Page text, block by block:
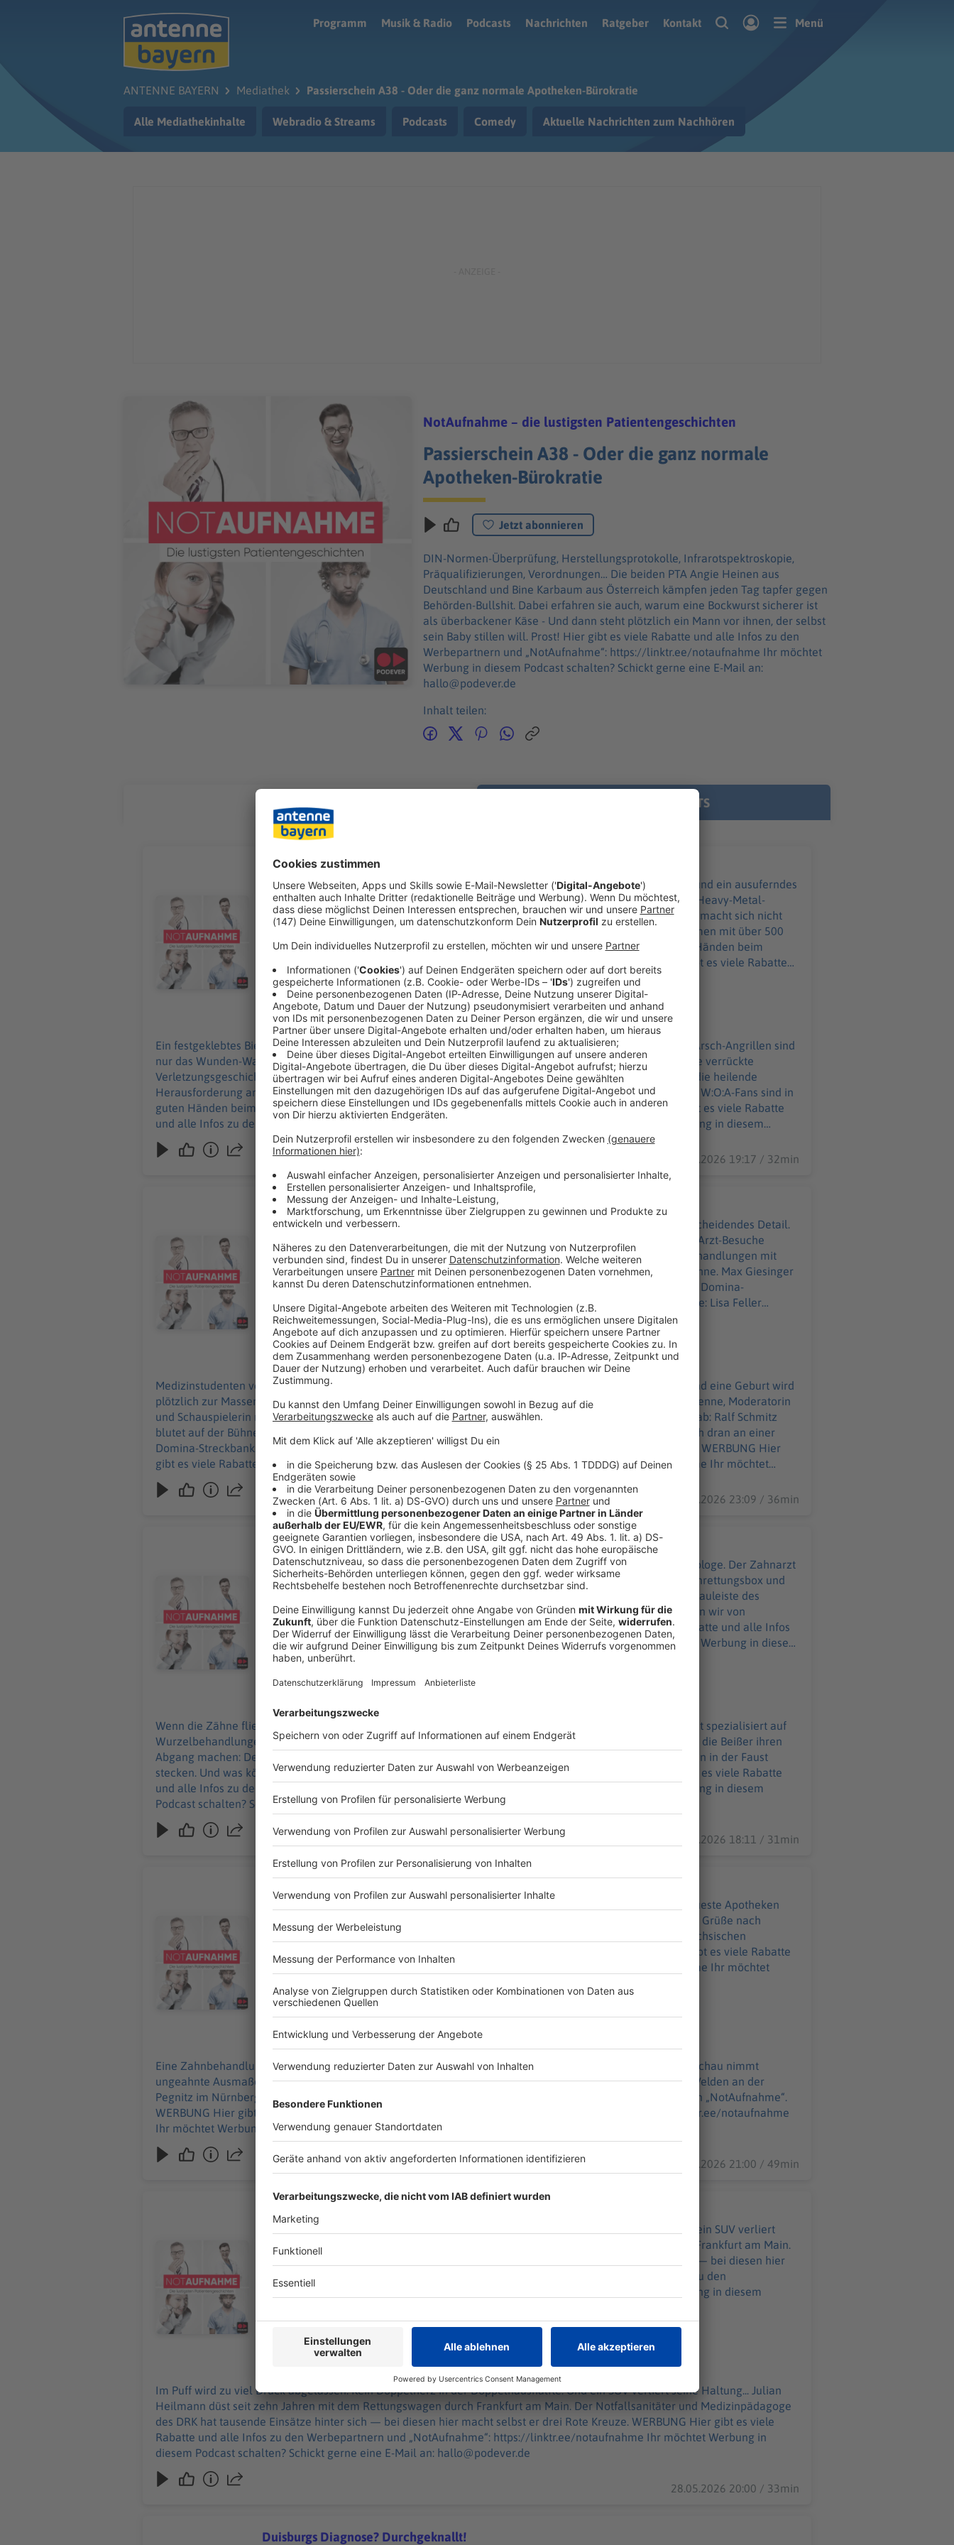
Programm
Musik & Radio Podcasts Nachrichten Ratgeber Kontakt Menü
ANTENNE BAYERN Mediathek Passierschein A38 - Oder die ganz normale Apotheken-Bürokratie
Alle Mediathekinhalte Webradio & Streams Podcasts Comedy Aktuelle Nachrichten zum Nachhören
NotAufnahme – die lustigsten Patientengeschichten
Passierschein A38 - Oder die ganz normale
Apotheken-Bürokratie
Jetzt abonnieren
DIN-Normen-Überprüfung, Herstellungsprotokolle, Infrarotspektroskopie,
Präqualifizierungen, Verordnungen… Die beiden PTA Angie Heinen aus
Deutschland und Bine Karbaum aus Österreich kämpfen jeden Tag tapfer gegen
Behörden-Bullshit. Dabei erfahren sie auch, warum eine Bockwurst sicherer ist
als überbackener Käse - Und dann steht plötzlich ein Mann vor ihnen, der selbst
sein Baby stillen will. Prost! Hier gibt es viele Rabatte und alle Infos zu den
Werbepartnern und „NotAufnahme“: https://linktr.ee/notaufnahme Ihr möchtet
Werbung in diesem Podcast schalten? Schickt gerne eine E-Mail an:
hallo@podever.de
Inhalt teilen:
ANDERE PODCASTS
Audiotitel - Au Wacken
Au Wacken
Ein festgeklebtes Bierfass an der Stirn, eine eingeklemmte Vorhaut im Reißverschluss und ein ausuferndes
Arsch-Angrillen sind nur das Wunden-Warm‑Up beim Wacken Open Air. Beim größten Heavy-Metal-
Festival der Welt gibt es viele verrückte Verletzungsgeschichten. Und Wiebke Düsberg macht sich nicht
vom (berühmtesten) Acker, sondern nimmt die heilende Herausforderung an – zusammen mit über 500
weiteren Einsatzkräften des Wacken Rescue Squads. 85.000 W:O:A-Fans sind in guten Händen beim
und alle Infos zu den Werbepartnern und „NotAufnahme“: https://linktr.ee/notaufnahme Ihr möchtet
Werbung in diesem Podcast schalten? Schickt gerne eine E-Mail an: hallo@podever.de
28.07.2026 19:17 / 32min
Ein festgeklebtes Bierfass an der Stirn, eine eingeklemmte Vorhaut im Reißverschluss und ein ausuferndes Arsch-Angrillen sind
nur das Wunden-Warm‑Up beim Wacken Open Air. Beim größten Heavy-Metal-Festival der Welt gibt es viele verrückte
Verletzungsgeschichten. Und Wiebke Düsberg macht sich nicht vom (berühmtesten) Acker, sondern nimmt die heilende
Herausforderung an – zusammen mit über 500 weiteren Einsatzkräften des Wacken Rescue Squads. 85.000 W:O:A-Fans sind in
guten Händen beim 24‑Stunden‑Sanitätsdienst. Selbst im schrägsten *Schlammassel* … WERBUNG Hier gibt es viele Rabatte
und alle Infos zu den Werbepartnern und „NotAufnahme“: https://linktr.ee/notaufnahme Ihr möchtet Werbung in diesem
Podcast schalten? Schickt gerne eine E-Mail an: hallo@podever.de
28.07.2026 19:17 / 32min
Audiotitel - Lisa Feller
Lisa Feller
Medizinstudenten vergessen etwas in ihrem Körper. Dafür fehlt beim Röntgen ein entscheidendes Detail.
Und eine Geburt wird plötzlich zur Massenveranstaltung. Bei Lisa Feller sind sogar die Arzt-Besuche
starkes Stand-up. Die Comedienne, Moderatorin und Schauspielerin nimmt ihre Heilbehandlungen mit
Humor. Auch ihre Comedy-Kollegen bekommen was ab: Ralf Schmitz blutet auf der Bühne. Max Giesinger
wird von American-Football-Spielern gestoppt. Und Verona Pooth ist nah dran an einer Domina-
Streckbank... Keine Angst: Dieser Podcast ist „stöhnsauber“! Gast in dieser Podcast-Folge: Lisa Feller
WERBUNG Hier gibt es viele Rabatte und alle Infos zu den Werbepartnern und „NotAufnahme“:
https://linktr.ee/notaufnahme Ihr möchtet Werbung in diesem Podcast schalten? Schickt gerne eine E-Mail
an: hallo@podever.de
09.07.2026 23:09 / 36min
Medizinstudenten vergessen etwas in ihrem Körper. Dafür fehlt beim Röntgen ein entscheidendes Detail. Und eine Geburt wird
plötzlich zur Massenveranstaltung. Bei Lisa Feller sind sogar die Arzt-Besuche starkes Stand-up. Die Comedienne, Moderatorin
und Schauspielerin nimmt ihre Heilbehandlungen mit Humor. Auch ihre Comedy-Kollegen bekommen was ab: Ralf Schmitz
blutet auf der Bühne. Max Giesinger wird von American-Football-Spielern gestoppt. Und Verona Pooth ist nah dran an einer
Domina-Streckbank... Keine Angst: Dieser Podcast ist „stöhnsauber“! Gast in dieser Podcast-Folge: Lisa Feller WERBUNG Hier
gibt es viele Rabatte und alle Infos zu den Werbepartnern und „NotAufnahme“: https://linktr.ee/notaufnahme Ihr möchtet
Werbung in diesem Podcast schalten? Schickt gerne eine E-Mail an: hallo@podever.de
09.07.2026 23:09 / 36min
Audiotitel - Die schönsten Zahnunfälle Norddeutschlands
Die schönsten Zahnunfälle Norddeutschlands
Wenn die Zähne fliegen, ist er zur Stelle: Christoph Mahlke aus Wittingen ist Endodontologe. Der Zahnarzt
ist spezialisiert auf Wurzelbehandlungen und Traumatologie. Ralf kriecht in seine Zahnrettungsbox und
geht in Deckung, wenn die Beißer ihren Abgang machen: Denn eine Axt rutscht in die Kauleiste des
Baumfällers. Bei einem Kampfbiss bleibt der Zahn in der Faust stecken. Und was können wir von
Hooligans lernen, die ihre nächste Prügelei planen…? WERBUNG Hier gibt es viele Rabatte und alle Infos
zu den Werbepartnern und „NotAufnahme“: https://linktr.ee/notaufnahme Ihr möchtet Werbung in diesem
Podcast schalten? Schickt gerne eine E-Mail an: hallo@podever.de
Wenn die Zähne fliegen, ist er zur Stelle: Christoph Mahlke aus Wittingen ist Endodontologe. Der Zahnarzt ist spezialisiert auf
Wurzelbehandlungen und Traumatologie. Ralf kriecht in seine Zahnrettungsbox und geht in Deckung, wenn die Beißer ihren
Abgang machen: Denn eine Axt rutscht in die Kauleiste des Baumfällers. Bei einem Kampfbiss bleibt der Zahn in der Faust
stecken. Und was können wir von Hooligans lernen, die ihre nächste Prügelei planen…? WERBUNG Hier gibt es viele Rabatte
und alle Infos zu den Werbepartnern und „NotAufnahme“: https://linktr.ee/notaufnahme Ihr möchtet Werbung in diesem
Podcast schalten? Schickt gerne eine E-Mail an: hallo@podever.de
25.06.2026 18:11 / 31min
Audiotitel - Chronisch komisch
Chronisch komisch
Eine Zahnbehandlung endet mit einem Denkzettel von der Decke, die Jagd auf die neueste Apotheken
Brandenburg, München, Velden an der Pegnitz im Nürnberger Land, Schneeberg im sächsischen
und alle Infos zu den Werbepartnern und „NotAufnahme“: https://linktr.ee/notaufnahme Ihr möchtet
11.06.2026 21:00 / 49min
Eine Zahnbehandlung endet mit einem Denkzettel von der Decke, die Jagd auf die neueste Apotheken Umschau nimmt
ungeahnte Ausmaße an und Ralf wird betriebsintern betütatat… Liebe Grüße nach Brandenburg, München, Velden an der
Pegnitz im Nürnberger Land, Schneeberg im sächsischen Erzgebirge und Stuttgart. Und Prost auf 175 Folgen „NotAufnahme“.
WERBUNG Hier gibt es viele Rabatte und alle Infos zu den Werbepartnern und „NotAufnahme“: https://linktr.ee/notaufnahme
Ihr möchtet Werbung in diesem Podcast schalten? Schickt gerne eine E-Mail an: hallo@podever.de
11.06.2026 21:00 / 49min
Audiotitel - Ist Frankfurt noch zu Rettungswagen?
Ist Frankfurt noch zu Rettungswagen?
Im Puff wird zu viel Druck abgelassen. Kein Doppelherz in der Doppelhaushälfte. Und ein SUV verliert
seine Haltung... Julian Heilmann düst seit zehn Jahren mit dem Rettungswagen durch Frankfurt am Main.
Der Notfallsanitäter und Medizinpädagoge des DRK hat tausende Einsätze hinter sich — bei diesen hier
Werbepartnern und „NotAufnahme“: https://linktr.ee/notaufnahme Ihr möchtet Werbung in diesem
Im Puff wird zu viel Druck abgelassen. Kein Doppelherz in der Doppelhaushälfte. Und ein SUV verliert seine Haltung... Julian
Heilmann düst seit zehn Jahren mit dem Rettungswagen durch Frankfurt am Main. Der Notfallsanitäter und Medizinpädagoge
des DRK hat tausende Einsätze hinter sich — bei diesen hier macht selbst er drei Rote Kreuze. WERBUNG Hier gibt es viele
Rabatte und alle Infos zu den Werbepartnern und „NotAufnahme“: https://linktr.ee/notaufnahme Ihr möchtet Werbung in
diesem Podcast schalten? Schickt gerne eine E-Mail an: hallo@podever.de
28.05.2026 20:00 / 33min
Duisburgs Diagnose? Durchgeknallt!